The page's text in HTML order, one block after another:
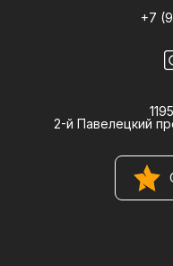
+7
2-й Павелецкий